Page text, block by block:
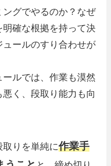
ングでやるのか？なぜ
確な根拠を持って決
ールのすり合わせが
ルでは、作業も漠然
く、段取り能力も向
取りを単純に作業手